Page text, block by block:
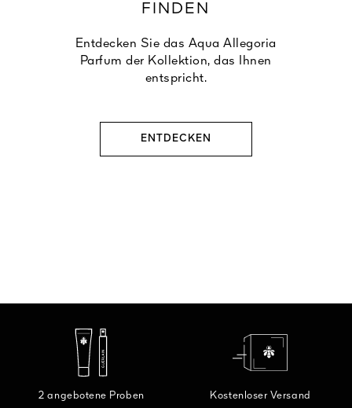
FINDEN
Entdecken Sie das Aqua Allegoria
Parfum der Kollektion, das Ihnen
entspricht.
ENTDECKEN
2 angebotene Proben Kostenloser Versand